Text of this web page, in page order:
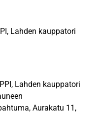
Lahden kauppatori
Lahden kauppatori
Aurakatu 11,